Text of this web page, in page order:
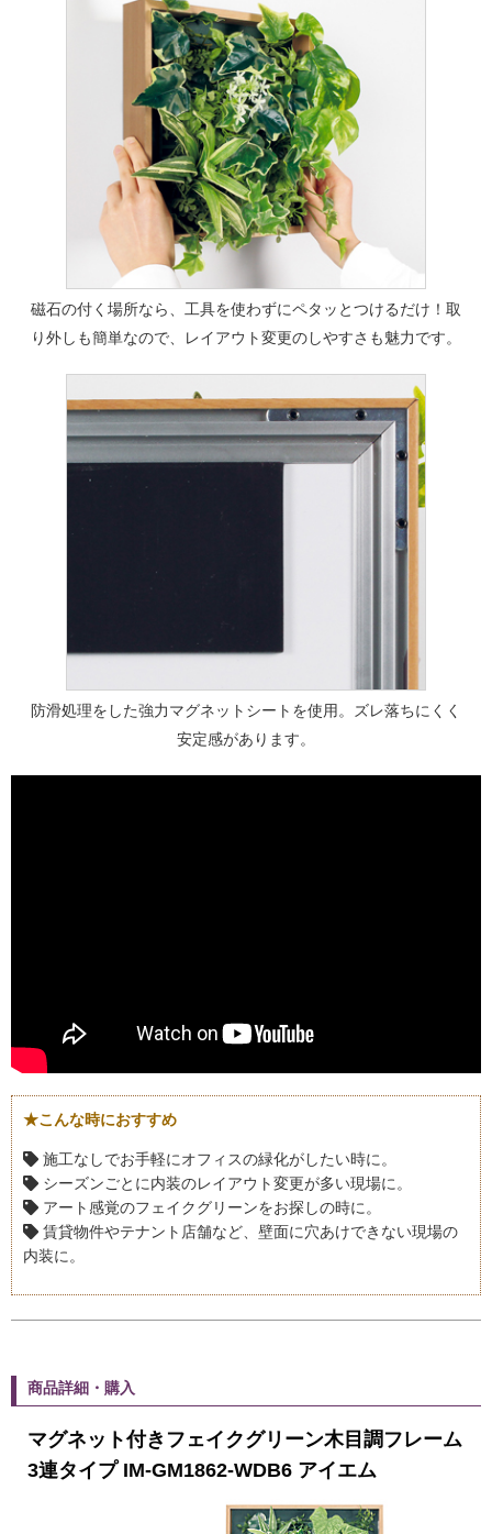
磁石の付く場所なら、工具を使わずにペタッとつけるだけ！取
り外しも簡単なので、レイアウト変更のしやすさも魅力です。
防滑処理をした強力マグネットシートを使用。ズレ落ちにくく
安定感があります。
★こんな時におすすめ
施工なしでお手軽にオフィスの緑化がしたい時に。
シーズンごとに内装のレイアウト変更が多い現場に。
アート感覚のフェイクグリーンをお探しの時に。
賃貸物件やテナント店舗など、壁面に穴あけできない現場の
内装に。
商品詳細・購入
マグネット付きフェイクグリーン木目調フレーム
3連タイプ IM-GM1862-WDB6 アイエム